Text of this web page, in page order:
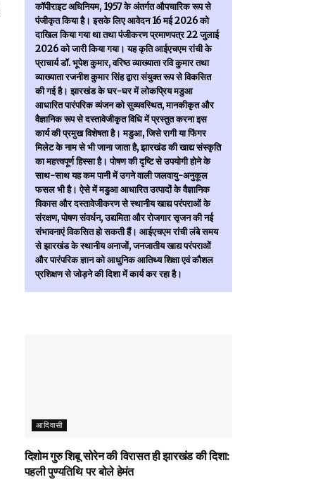
कॉपीराइट अधिनियम, 1957 के अंतर्गत औपचारिक रूप से
पंजीकृत किया है। इसके लिए आवेदन 16 मई 2026 को
दाखिल किया गया था तथा पंजीकरण प्रमाणपत्र 22 जुलाई
2026 को जारी किया गया। यह कृति आईएचएम रांची के
प्राचार्य डॉ. भूपेश कुमार, वरिष्ठ व्याख्याता रवि कुमार तथा
व्याख्याता रजनीश कुमार सिंह द्वारा संयुक्त रूप से विकसित
की गई है। झारखंड के घर-घर में लोकप्रिय मडुआ
आधारित पारंपरिक व्यंजन को सुव्यवस्थित, मानकीकृत और
वैज्ञानिक रूप से दस्तावेजीकृत विधि में प्रस्तुत करना इस
कार्य की प्रमुख विशेषता है। मडुआ, जिसे रागी या फिंगर
मिलेट के नाम से भी जाना जाता है, झारखंड की खाद्य संस्कृति
का महत्त्वपूर्ण हिस्सा है। पोषण की दृष्टि से उपयोगी होने के
साथ-साथ यह कम पानी में उगने वाली जलवायु-अनुकूल
फसल भी है। ऐसे में मडुआ आधारित उत्पादों के वैज्ञानिक
विकास और दस्तावेजीकरण से स्थानीय खाद्य परंपराओं के
संरक्षण, पोषण संवर्धन, उद्यमिता और रोजगार सृजन की नई
संभावनाएं विकसित हो सकती हैं। आईएचएम रांची लंबे समय
से झारखंड के स्थानीय अनाजों, जनजातीय खाद्य परंपराओं
और पारंपरिक ज्ञान को आधुनिक आतिथ्य शिक्षा एवं कौशल
प्रशिक्षण से जोड़ने की दिशा में कार्य कर रहा है।
आदिवासी
दिशोम गुरु शिबू सोरेन की विरासत ही झारखंड की दिशा:
पहली पुण्यतिथि पर बोले हेमंत